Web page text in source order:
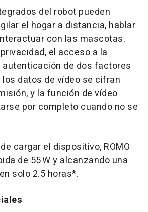
del robot pueden
el hogar a distancia, hablar
con las mascotas.
el acceso a la
de dos factores
los datos de vídeo se cifran
y la función de vídeo
por completo cuando no se
cargar el dispositivo, ROMO
de 55 W y alcanzando una
solo 2.5 horas*.